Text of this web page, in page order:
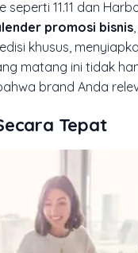
11.11 dan
promosi bisnis
edisi khusus,
matang ini tidak
brand Anda
Tepat